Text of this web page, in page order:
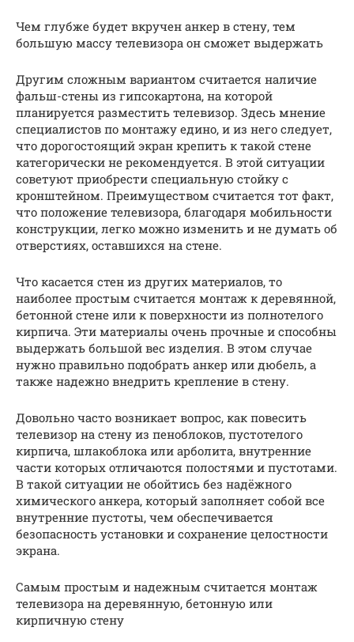
Чем глубже будет вкручен анкер в стену, тем
большую массу телевизора он сможет выдержать
Другим сложным вариантом считается наличие
фальш-стены из гипсокартона, на которой
планируется разместить телевизор. Здесь мнение
специалистов по монтажу едино, и из него следует,
что дорогостоящий экран крепить к такой стене
категорически не рекомендуется. В этой ситуации
советуют приобрести специальную стойку с
кронштейном. Преимуществом считается тот факт,
что положение телевизора, благодаря мобильности
конструкции, легко можно изменить и не думать об
отверстиях, оставшихся на стене.
Что касается стен из других материалов, то
наиболее простым считается монтаж к деревянной,
бетонной стене или к поверхности из полнотелого
кирпича. Эти материалы очень прочные и способны
выдержать большой вес изделия. В этом случае
нужно правильно подобрать анкер или дюбель, а
также надежно внедрить крепление в стену.
Довольно часто возникает вопрос, как повесить
телевизор на стену из пеноблоков, пустотелого
кирпича, шлакоблока или арболита, внутренние
части которых отличаются полостями и пустотами.
В такой ситуации не обойтись без надёжного
химического анкера, который заполняет собой все
внутренние пустоты, чем обеспечивается
безопасность установки и сохранение целостности
экрана.
Самым простым и надежным считается монтаж
телевизора на деревянную, бетонную или
кирпичную стену